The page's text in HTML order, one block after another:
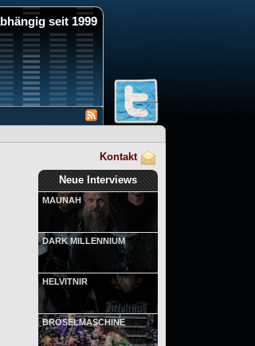
seit 1999
Kontakt
Neue Interviews
MAUNAH
DARK MILLENNIUM
HELVITNIR
BRÖSELMASCHINE